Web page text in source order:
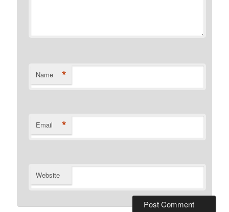
Name *
Email *
Website